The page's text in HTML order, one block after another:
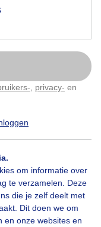
privacy- en
om informatie over
te verzamelen. Deze
die je zelf deelt met
Dit doen we om
en onze websites en